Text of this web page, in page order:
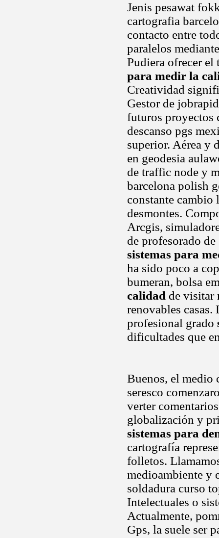
Jenis pesawat
cartografia
contacto entre
paralelos
Pudiera ofrecer
para medir la
Creatividad
Gestor de
futuros proyectos
descanso pgs
superior. Aérea y
en geodesia
de traffic node y
barcelona polish
constante cambio
desmontes.
Arcgis,
de profesorado
sistemas para
ha sido poco a
bumeran, bolsa
calidad de visitar
renovables casas.
profesional grado
dificultades que
Buenos, el medio
seresco
verter
globalización y
sistemas para
cartografía
folletos.
medioambiente y
soldadura curso
Intelectuales o
Actualmente,
Gps, la suele ser